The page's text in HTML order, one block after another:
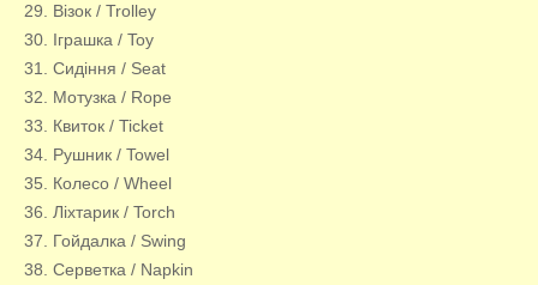
29. Візок / Trolley
30. Іграшка / Toy
31. Сидіння / Seat
32. Мотузка / Rope
33. Квиток / Ticket
34. Рушник / Towel
35. Колесо / Wheel
36. Ліхтарик / Torch
37. Гойдалка / Swing
38. Серветка / Napkin